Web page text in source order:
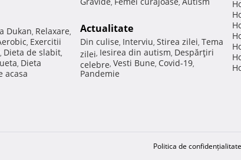
Dukan, Relaxare,
, Exercitii
, Dieta de slabit,
, Dieta
acasa
, ,
Actualitate
Din culise, Interviu, Stirea zilei, Tema
zilei, Iesirea din autism, Despărţiri
celebre, Vesti Bune, Covid-19,
Pandemie
Politica de confidențialitate